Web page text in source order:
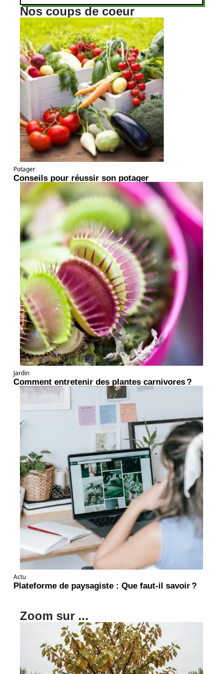
Nos coups de coeur
Potager
Conseils pour réussir son potager
Jardin
Comment entretenir des plantes carnivores ?
Actu
Plateforme de paysagiste : Que faut-il savoir ?
Zoom sur ...